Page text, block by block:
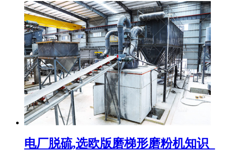
电厂脱硫,选欧版磨梯形磨粉机知识_